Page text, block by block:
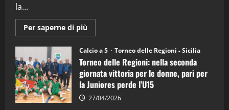
la...
Per saperne di più
informazioni
Torneo
delle
Regioni
di
calcio
a
5:
la
Calcio a 5 Torneo delle Regioni - Sicilia
Torneo delle Regioni: nella seconda
giornata vittoria per le donne, pari per
la Juniores perde l’U15
27/04/2026